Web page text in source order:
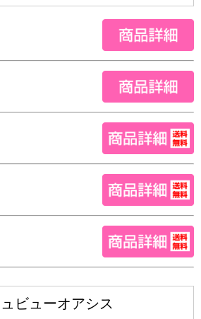
ビューオアシス